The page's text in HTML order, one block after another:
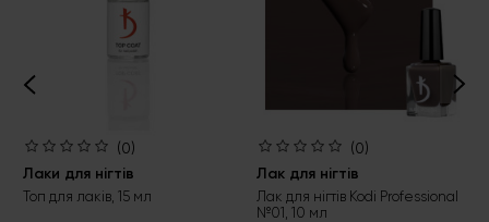
(0)
Лаки для нігтів
Топ для лаків, 15 мл
(0)
Лак для нігтів
Лак для нігтів Kodi Professional
№01, 10 мл